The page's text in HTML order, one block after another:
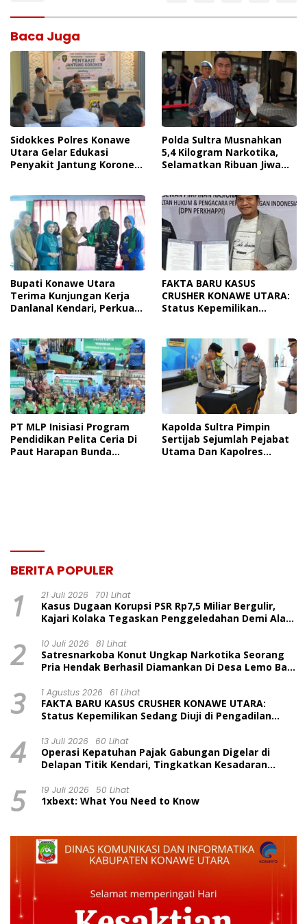
Baca Juga
Sidokkes Polres Konawe
Utara Gelar Edukasi
Penyakit Jantung Koroner,
Hidup Sehat
Polda Sultra Musnahkan
5,4 Kilogram Narkotika,
Selamatkan Ribuan Jiwa
Bupati Konawe Utara
Terima Kunjungan Kerja
Danlanal Kendari, Perkuat
FAKTA BARU KASUS
CRUSHER KONAWE UTARA:
Status Kepemilikan
Tersangka Dr. Ruksamin
Dinilai Prematur
PT MLP Inisiasi Program
Pendidikan Pelita Ceria Di
Paut Harapan Bunda
Kapolda Sultra Pimpin
Sertijab Sejumlah Pejabat
Utama Dan Kapolres
BERITA POPULER
1 21 Juli 2026 701 Lihat
Kasus Dugaan Korupsi PSR Rp7,5 Miliar Bergulir,
Kajari Kolaka Tegaskan Penggeledahan Demi Alat
2 10 Juli 2026 81 Lihat
Satresnarkoba Konut Ungkap Narkotika Seorang
Pria Hendak Berhasil Diamankan Di Desa Lemo Bajo
3 1 Agustus 2026 61 Lihat
FAKTA BARU KASUS CRUSHER KONAWE UTARA:
Status Kepemilikan Sedang Diuji di Pengadilan
Dinilai Prematur
4 13 Juli 2026 60 Lihat
Operasi Kepatuhan Pajak Gabungan Digelar di
Delapan Titik Kendari, Tingkatkan Kesadaran
5 19 Juli 2026 50 Lihat
1xbext: What You Need to Know